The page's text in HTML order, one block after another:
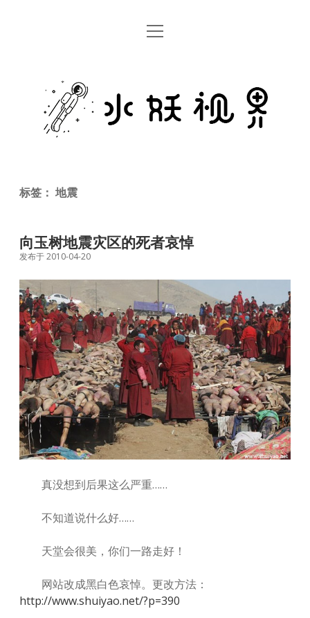
首页
关于
open
水
妖
视
标签： 地震
向玉树地震灾区的死者哀悼
发布于 2010-04-20
真没想到后果这么严重……
不知道说什么好……
天堂会很美，你们一路走好！
网站改成黑白色哀悼。更改方法：
http://www.shuiyao.net/?p=390